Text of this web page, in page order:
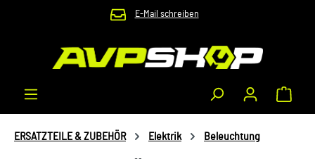
Zum Hauptinhalt springen E-Mail schreiben
ERSATZTEILE & ZUBEHÖR Elektrik Beleuchtung